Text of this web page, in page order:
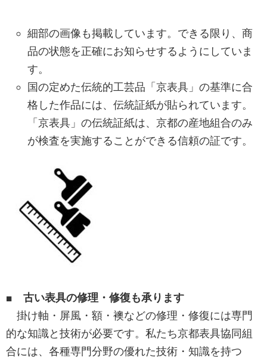
細部の画像も掲載しています。できる限り、商
品の状態を正確にお知らせするようにしていま
す。
国の定めた伝統的工芸品「京表具」の基準に合
格した作品には、伝統証紙が貼られています。
「京表具」の伝統証紙は、京都の産地組合のみ
が検査を実施することができる信頼の証です。
■ 古い表具の修理・修復も承ります
掛け軸・屏風・額・襖などの修理・修復には専門
的な知識と技術が必要です。私たち京都表具協同組
合には、各種専門分野の優れた技術・知識を持つ